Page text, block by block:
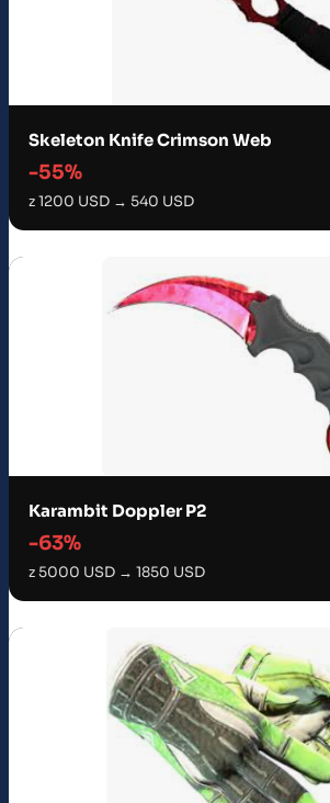
Skeleton Knife Crimson Web
-55%
z 1200 USD → 540 USD
Karambit Doppler P2
-63%
z 5000 USD → 1850 USD